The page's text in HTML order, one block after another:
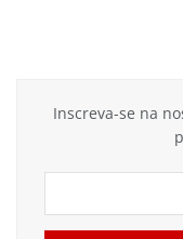
Inscreva-se na